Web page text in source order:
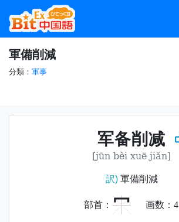
軍備削減
分類： 軍事
军备削减
[jūn bèi xuē jiǎn]
訳)軍備削減
部首： 冖 画数： 4